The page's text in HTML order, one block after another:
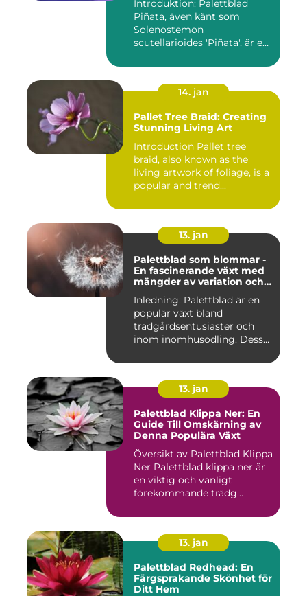
Introduktion: Palettblad
Piñata, även känt som
Solenostemon
scutellarioides 'Piñata', är en
14. jan
Pallet Tree Braid: Creating
Stunning Living Art
Introduction Pallet tree
braid, also known as the
living artwork of foliage, is a
popular and trend...
13. jan
Palettblad som blommar -
En fascinerande växt med
mängder av variation och
Inledning: Palettblad är en
populär växt bland
trädgårdsentusiaster och
inom inomhusodling. Dess
13. jan
Palettblad Klippa Ner: En
Guide Till Omskärning av
Denna Populära Växt
Översikt av Palettblad Klippa
Ner Palettblad klippa ner är
en viktig och vanligt
förekommande trädg...
13. jan
Palettblad Redhead: En
Färgsprakande Skönhet för
Ditt Hem